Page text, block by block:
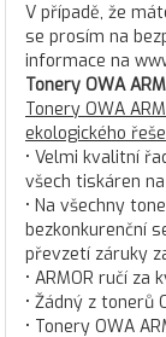
V případě, že
se prosím na
informace na
Tonery OWA
Tonery OWA
ekologického
• Velmi kvalitní
všech tiskáren
• Na všechny
bezkonkurenční
převzetí záruky
• ARMOR ručí za
• Žádný z tonerů
• Tonery OWA